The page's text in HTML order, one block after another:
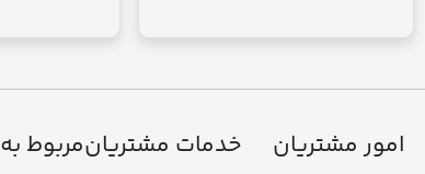
امور مشتریان خدمات مشتریانمربوط